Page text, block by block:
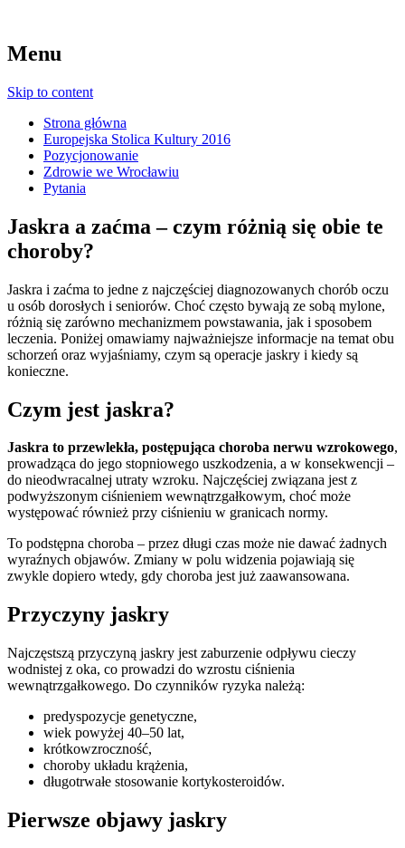
Menu
Skip to content
Strona główna
Europejska Stolica Kultury 2016
Pozycjonowanie
Zdrowie we Wrocławiu
Pytania
Jaskra a zaćma – czym różnią się obie te
choroby?
Jaskra i zaćma to jedne z najczęściej diagnozowanych chorób oczu
u osób dorosłych i seniorów. Choć często bywają ze sobą mylone,
różnią się zarówno mechanizmem powstawania, jak i sposobem
leczenia. Poniżej omawiamy najważniejsze informacje na temat obu
schorzeń oraz wyjaśniamy, czym są operacje jaskry i kiedy są
konieczne.
Czym jest jaskra?
Jaskra to przewlekła, postępująca choroba nerwu wzrokowego,
prowadząca do jego stopniowego uszkodzenia, a w konsekwencji –
do nieodwracalnej utraty wzroku. Najczęściej związana jest z
podwyższonym ciśnieniem wewnątrzgałkowym, choć może
występować również przy ciśnieniu w granicach normy.
To podstępna choroba – przez długi czas może nie dawać żadnych
wyraźnych objawów. Zmiany w polu widzenia pojawiają się
zwykle dopiero wtedy, gdy choroba jest już zaawansowana.
Przyczyny jaskry
Najczęstszą przyczyną jaskry jest zaburzenie odpływu cieczy
wodnistej z oka, co prowadzi do wzrostu ciśnienia
wewnątrzgałkowego. Do czynników ryzyka należą:
predyspozycje genetyczne,
wiek powyżej 40–50 lat,
krótkowzroczność,
choroby układu krążenia,
długotrwałe stosowanie kortykosteroidów.
Pierwsze objawy jaskry